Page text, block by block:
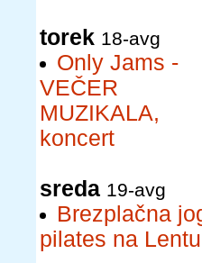
torek 18-avg
Only Jams -
VEČER
MUZIKALA,
koncert
sreda 19-avg
Brezplačna
pilates na Lentu